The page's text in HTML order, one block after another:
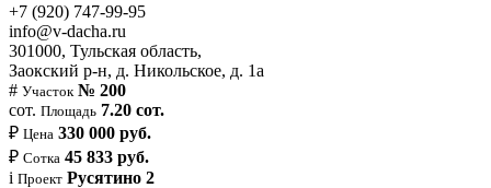
+7 (920) 747-99-95
info@v-dacha.ru
301000, Тульская область,
Заокский р-н, д. Никольское, д. 1а
# Участок № 200
сот. Площадь 7.20 сот.
₽ Цена 330 000 руб.
₽ Сотка 45 833 руб.
i Проект Русятино 2